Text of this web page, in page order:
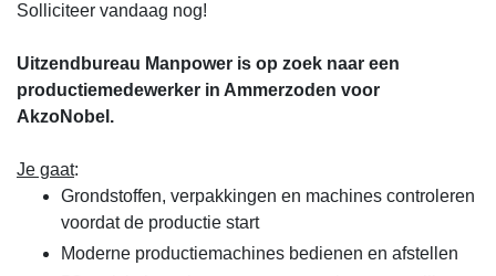
Solliciteer vandaag nog!
Uitzendbureau Manpower is op zoek naar een
productiemedewerker in Ammerzoden voor
AkzoNobel.
Je gaat:
Grondstoffen, verpakkingen en machines controleren
voordat de productie start
Moderne productiemachines bedienen en afstellen